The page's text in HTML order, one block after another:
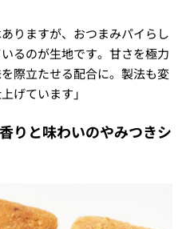
りますが、おつまみパイらし
るのが生地です。甘さを極力
際立たせる配合に。製法も変
げています」
りと味わいのやみつきシ